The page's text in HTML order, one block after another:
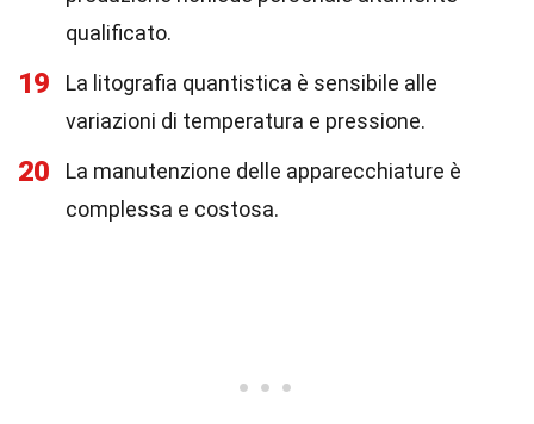
qualificato.
19
La litografia quantistica è sensibile alle
variazioni di temperatura e pressione.
20
La manutenzione delle apparecchiature è
complessa e costosa.